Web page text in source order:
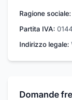
Ragione sociale:
Partita IVA:
Indirizzo legale:
Domande